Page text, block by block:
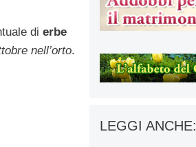
di erbe
nell’orto.
LEGGI ANCHE: